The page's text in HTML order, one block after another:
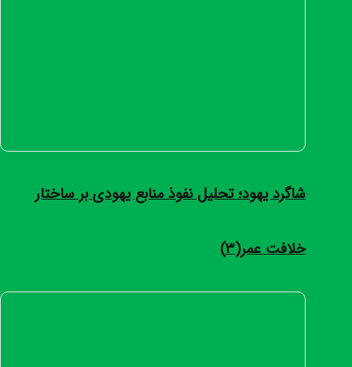
شاگرد یهود؛ تحلیل نفوذ منابع یهودی بر ساختار
خلافت عمر(3)